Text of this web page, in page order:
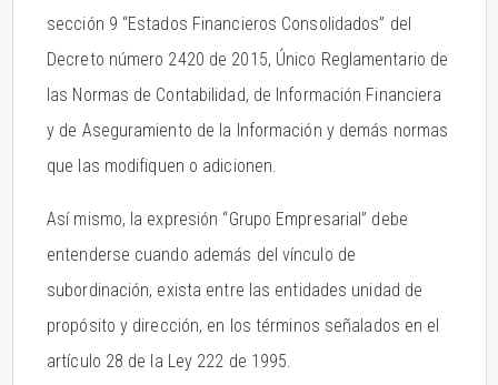
sección 9 “Estados Financieros Consolidados” del
Decreto número 2420 de 2015, Único Reglamentario de
las Normas de Contabilidad, de Información Financiera
y de Aseguramiento de la Información y demás normas
que las modifiquen o adicionen.
Así mismo, la expresión “Grupo Empresarial” debe
entenderse cuando además del vínculo de
subordinación, exista entre las entidades unidad de
propósito y dirección, en los términos señalados en el
artículo 28 de la Ley 222 de 1995.